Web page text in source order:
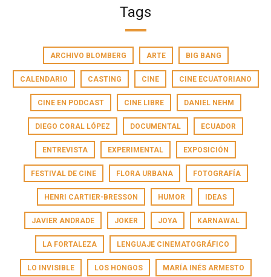
Tags
ARCHIVO BLOMBERG ARTE BIG BANG
CALENDARIO CASTING CINE CINE ECUATORIANO
CINE EN PODCAST CINE LIBRE DANIEL NEHM
DIEGO CORAL LÓPEZ DOCUMENTAL ECUADOR
ENTREVISTA EXPERIMENTAL EXPOSICIÓN
FESTIVAL DE CINE FLORA URBANA FOTOGRAFÍA
HENRI CARTIER-BRESSON HUMOR IDEAS
JAVIER ANDRADE JOKER JOYA KARNAWAL
LA FORTALEZA LENGUAJE CINEMATOGRÁFICO
LO INVISIBLE LOS HONGOS MARÍA INÉS ARMESTO